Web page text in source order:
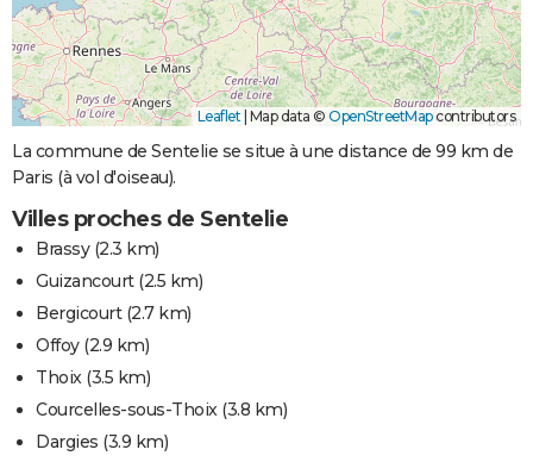
Leaflet Map data © OpenStreetMapcontributors
La commune de Sentelie se situe à une distance de 99 km de
Paris (à vol d'oiseau).
Villes proches de Sentelie
Brassy(2.3 km)
Guizancourt(2.5 km)
Bergicourt(2.7 km)
Offoy(2.9 km)
Thoix(3.5 km)
Courcelles-sous-Thoix(3.8 km)
Dargies (3.9 km)